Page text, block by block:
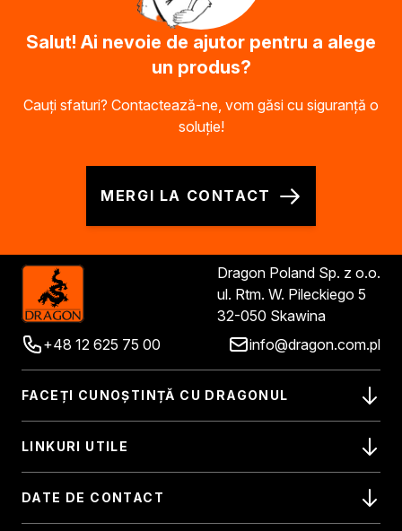
Salut! Ai nevoie de ajutor pentru a alege
un produs?
Cauți sfaturi? Contactează-ne, vom găsi cu siguranță o
soluție!
MERGI LA CONTACT
Dragon Poland Sp. z o.o.
ul. Rtm. W. Pileckiego 5
32-050 Skawina
+48 12 625 75 00
info@dragon.com.pl
FACEȚI CUNOȘTINȚĂ CU DRAGONUL
LINKURI UTILE
DATE DE CONTACT